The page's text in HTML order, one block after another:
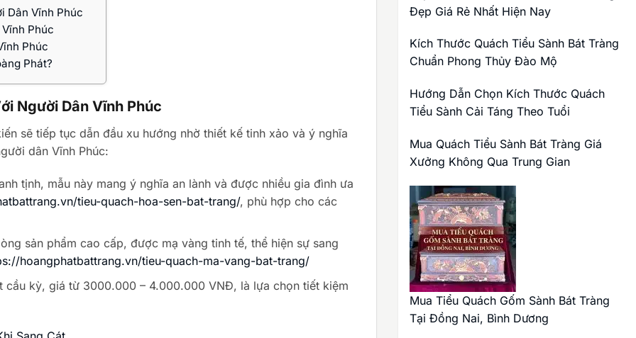
Dân Vĩnh Phúc
Phúc
Phúc
Phát?
Người Dân Vĩnh Phúc
sẽ tiếp tục dẫn đầu xu hướng nhờ thiết kế tinh xảo và ý nghĩa
dân Vĩnh Phúc:
tịnh, mẫu này mang ý nghĩa an lành và được nhiều gia đình ưa
tieu-quach-hoa-sen-bat-trang/, phù hợp cho các
sản phẩm cao cấp, được mạ vàng tinh tế, thể hiện sự sang
hoangphatbattrang.vn/tieu-quach-ma-vang-bat-trang/
kỳ, giá từ 3000.000 – 4.000.000 VNĐ, là lựa chọn tiết kiệm
Đẹp Giá Rẻ Nhất Hiện Nay
Kích Thước Quách Tiểu Sành Bát Tràng
Chuẩn Phong Thủy Đào Mộ
Hướng Dẫn Chọn Kích Thước Quách
Tiểu Sành Cải Táng Theo Tuổi
Mua Quách Tiểu Sành Bát Tràng Giá
Xưởng Không Qua Trung Gian
Mua Tiểu Quách Gốm Sành Bát Tràng
Tại Đồng Nai, Bình Dương